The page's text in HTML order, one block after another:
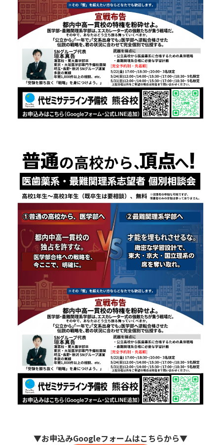
▼お申込みGoogleフォームはこちらから▼